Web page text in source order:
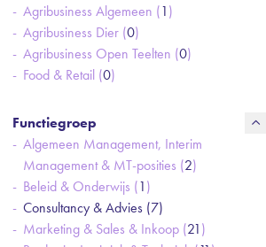
Agribusiness Algemeen (1)
Agribusiness Dier (0)
Agribusiness Open Teelten (0)
Food & Retail (0)
Functiegroep
Algemeen Management, Interim
Management & MT-posities (2)
Beleid & Onderwijs (1)
Consultancy & Advies (7)
Marketing & Sales & Inkoop (21)